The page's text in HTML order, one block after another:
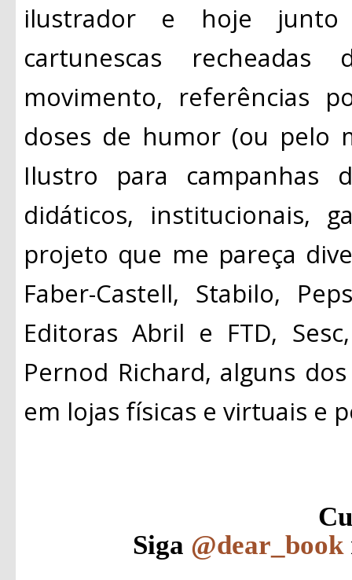
ilustrador e hoje
cartunescas recheadas
movimento, referências
doses de humor (ou pelo
Ilustro para campanhas
didáticos, institucionais,
projeto que me pareça
Faber-Castell, Stabilo,
Editoras Abril e FTD,
Pernod Richard, alguns
em lojas físicas e virtuais e
Siga @dear_book